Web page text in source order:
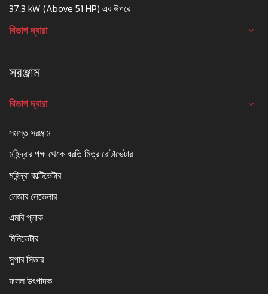
37.3 kW (Above 51 HP) এর উপরে
বিভাগ দ্বারা
সরঞ্জাম
বিভাগ দ্বারা
সমস্ত সরঞ্জাম
মহিন্দ্রার পক্ষ থেকে ধরতি মিত্র রোটাভেটার
মহিন্দ্রা কাল্টিভেটার
লেজার লেভেলার
এমবি প্লাক
মিনিভেটার
সুপার সিডার
ফসল উৎপাদক